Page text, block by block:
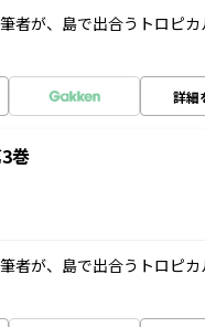
者が、島で出合うトロピカ
詳細
巻
者が、島で出合うトロピカ